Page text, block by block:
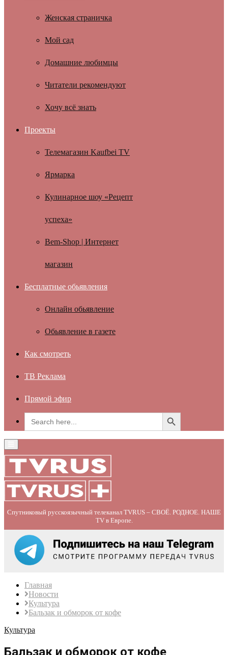
Женская страничка
Мой сад
Домашние любимцы
Читатели рекомендуют
Хочу всё знать
Проекты
Телемагазин Kaufbei TV
Ярмарка
Кулинарное шоу «Рецепт
успеха»
Bem-Shop | Интернет
магазин
Бесплатные обьявления
Онлайн обьявление
Обьявление в газете
Как смотреть
ТВ Реклама
Прямой эфир
Search
for:
Search Button
Menu
Спутниковый русскоязычный телеканал TVRUS – СВОЁ. РОДНОЕ. НАШЕ
TV в Европе.
Главная
Новости
Культура
Бальзак и обморок от кофе
Культура
Бальзак и обморок от кофе